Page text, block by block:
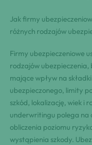
Jak firmy
różnych rodzajów
Firmy ubezpieczeniowe
rodzajów ubezpieczenia,
mające wpływ na
ubezpieczonego, limity
szkód, lokalizację, wiek i
underwritingu polega na
obliczenia poziomu
wystąpienia szkody.